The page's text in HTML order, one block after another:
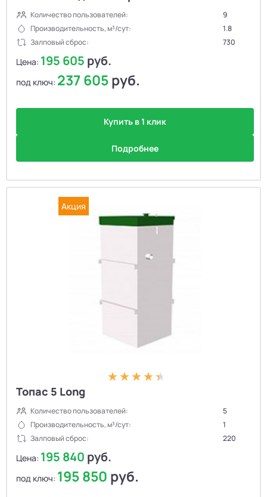
Количество пользователей:
9
Производительность, м³/сут:
1.8
Залповый сброс:
730
Цена: 195 605 руб.
под ключ: 237 605руб.
Купить в 1 клик
Подробнее
Акция
Топас 5 Long
Количество пользователей:
5
Производительность, м³/сут:
1
Залповый сброс:
220
Цена: 195 840 руб.
под ключ: 195 850 руб.